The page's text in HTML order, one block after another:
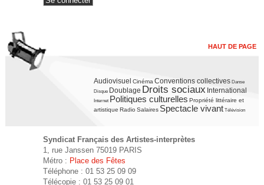
HAUT DE PAGE
Audiovisuel Cinéma Conventions collectives Danse
Disque Doublage Droits sociaux International
Internet Politiques culturelles Propriété littéraire et
artistique Radio Salaires Spectacle vivant Télévision
Syndicat Français des Artistes-interprètes
1, rue Janssen 75019 PARIS
Métro : Place des Fêtes
Téléphone : 01 53 25 09 09
Télécopie : 01 53 25 09 01